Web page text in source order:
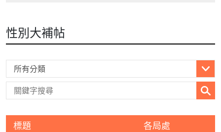
性別大補帖
標題
各局處